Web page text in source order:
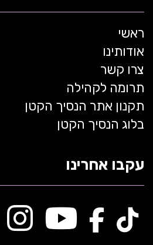
ראשי
אודותינו
צרו קשר
תרומה לקהילה
תקנון אתר הנסיך הקטן
בלוג הנסיך הקטן
עקבו אחרינו